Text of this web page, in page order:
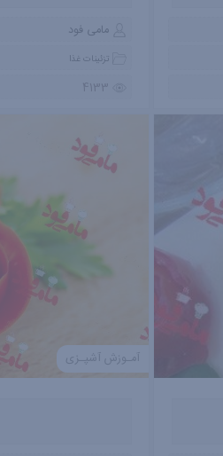
مامی فود
تزئینات غذا
4133
آمـوزش آشپـزی